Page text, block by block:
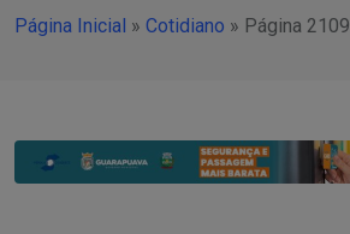
Página Inicial » Cotidiano » Página 2109